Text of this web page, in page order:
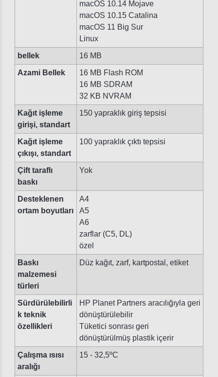
macOS 10.14 Mojave
macOS 10.15 Catalina
macOS 11 Big Sur
Linux
bellek 16 MB
Azami Bellek
16 MB Flash ROM
16 MB SDRAM
32 KB NVRAM
Kağıt işleme
girişi, standart
150 yapraklık giriş tepsisi
Kağıt işleme
çıkışı, standart
100 yapraklık çıktı tepsisi
Çift taraflı
baskı
Yok
Desteklenen
ortam boyutları
A4
A5
A6
zarflar (C5, DL)
özel
Baskı
malzemesi
türleri
Düz kağıt, zarf, kartpostal, etiket
Sürdürülebilirli
k teknik
özellikleri
HP Planet Partners aracılığıyla geri
dönüştürülebilir
Tüketici sonrası geri
dönüştürülmüş plastik içerir
Çalışma ısısı
aralığı
15 - 32,5ºC